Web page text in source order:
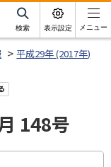
サ
イ
内
検索 表示設定 メニュー
平成29年 (2017年)
148号